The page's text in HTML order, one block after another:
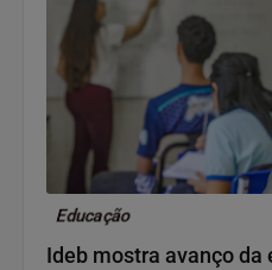
Educação
Ideb mostra avanço